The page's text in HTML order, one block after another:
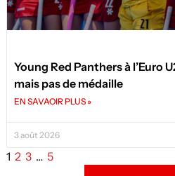
Young Red Panthers à l’Euro
mais pas de médaille
EN SAVAOIR PLUS »
3 août 2026
1 2 3 … 5